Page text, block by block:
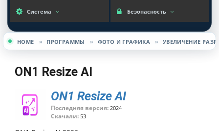
Система Безопасность
Вы здесь
HOME » ПРОГРАММЫ » ФОТО И ГРАФИКА » УВЕЛИЧЕНИЕ
ON1 Resize AI
ON1 Resize AI
Последняя версия: 2024
Скачали: 53